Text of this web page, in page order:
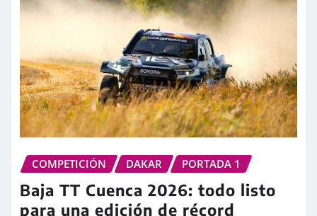
COMPETICIÓN DAKAR PORTADA 1
Baja TT Cuenca 2026: todo listo
para una edición de récord